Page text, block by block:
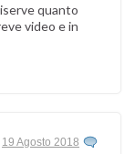
quanto
video e in
19 Agosto 2018